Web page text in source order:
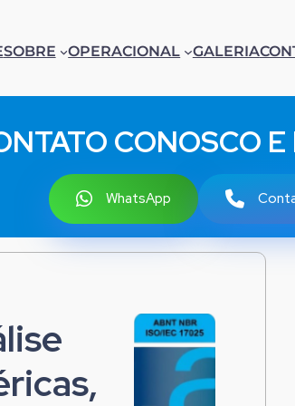
SOBRE OPERACIONAL GALERIA
CONOSCO
WhatsApp